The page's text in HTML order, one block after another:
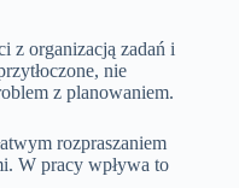
z organizacją zadań i
nie
z planowaniem.
rozpraszaniem
W pracy wpływa to